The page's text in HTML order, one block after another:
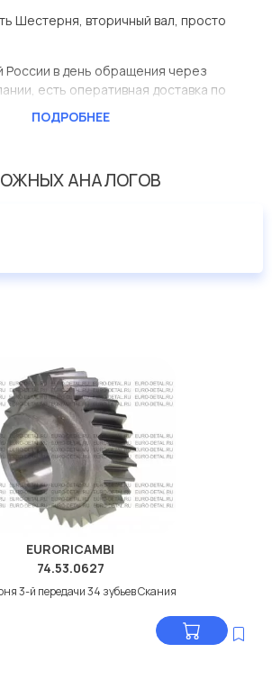
Шестерня, вторичный вал, просто
России в день обращения через
есть оперативная доставка по
аналоги с номерами, убедитесь сами.
ассортименте.
колодки тормозные
от производителя TRUCKTEC.
ПОДРОБНЕЕ
АНАЛОГОВ
EURORICAMBI
74.53.0627
3-й передачи 34 зубьев Скания